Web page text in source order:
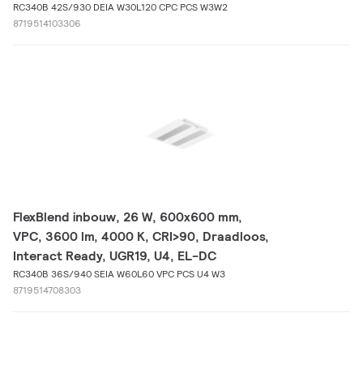
RC340B 42S/930 DEIA W30L120 CPC PCS W3W2
8719514103306
FlexBlend inbouw, 26 W, 600x600 mm,
VPC, 3600 lm, 4000 K, CRI>90, Draadloos,
Interact Ready, UGR19, U4, EL-DC
RC340B 36S/940 SEIA W60L60 VPC PCS U4 W3
8719514708303